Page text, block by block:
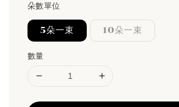
朵數單位
5朵一束 10朵一束
數量